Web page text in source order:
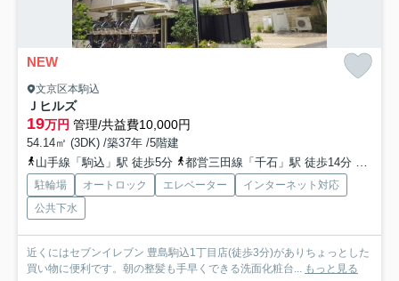
NEW
文京区本駒込
Ｊヒルズ
19万円 管理/共益費10,000円
54.14㎡ (3DK) /築37年 /5階建
山手線「駒込」駅 徒歩5分
都営三田線「千石」駅 徒歩14分 山手
駐輪場 オートロック エレベーター
インターネット対応
公共下水
近くにはセブンイレブン 豊島駒込1丁目店(徒歩3分)がありちょっとした
買い物に便利です。朝の整髪も手早くできる洗面化粧台... もっと見る